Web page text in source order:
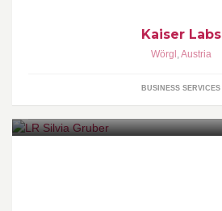
Kaiser Labs
Wörgl ,Austria
BUSINESS SERVICES